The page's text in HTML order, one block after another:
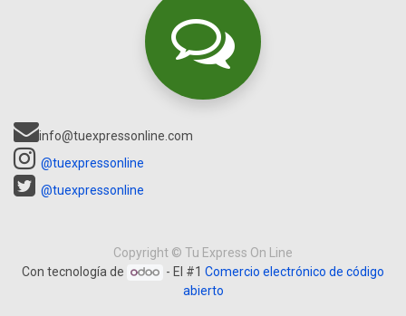
info@tuexpressonline.com
@tuexpressonline
@tuexpressonline
Copyright © Tu Express On Line
Con tecnología de
- El #1Comercio electrónico de código
abierto